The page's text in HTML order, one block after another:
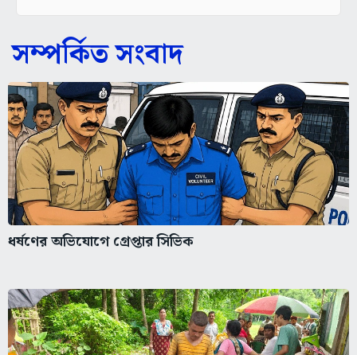
সম্পর্কিত সংবাদ
ধর্ষণের অভিযোগে গ্রেপ্তার সিভিক